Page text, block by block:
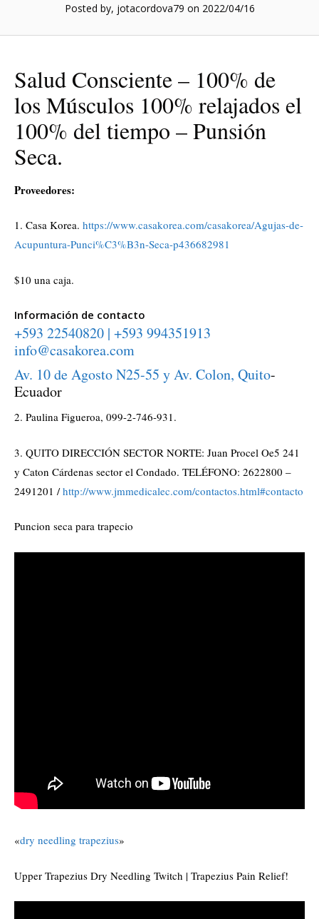
Posted by, jotacordova79 on 2022/04/16
Salud Consciente – 100% de
los Músculos 100% relajados el
100% del tiempo – Punsión
Seca.
Proveedores:
1. Casa Korea. https://www.casakorea.com/casakorea/Agujas-de-
Acupuntura-Punci%C3%B3n-Seca-p436682981
$10 una caja.
Información de contacto
+593 22540820 | +593 994351913
info@casakorea.com
Av. 10 de Agosto N25-55 y Av. Colon, Quito-
Ecuador
2. Paulina Figueroa, 099-2-746-931.
3. QUITO DIRECCIÓN SECTOR NORTE: Juan Procel Oe5 241
y Caton Cárdenas sector el Condado. TELÉFONO: 2622800 –
2491201 /http://www.jmmedicalec.com/contactos.html#contacto
Puncion seca para trapecio
«dry needling trapezius»
Upper Trapezius Dry Needling Twitch | Trapezius Pain Relief!